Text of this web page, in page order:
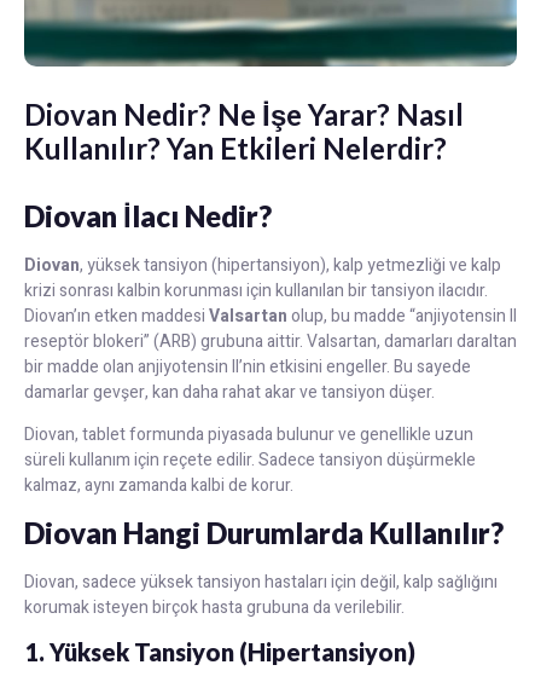
Diovan Nedir? Ne İşe Yarar? Nasıl
Kullanılır? Yan Etkileri Nelerdir?
Diovan İlacı Nedir?
Diovan, yüksek tansiyon (hipertansiyon), kalp yetmezliği ve kalp
krizi sonrası kalbin korunması için kullanılan bir tansiyon ilacıdır.
Diovan’ın etken maddesiValsartanolup, bu madde “anjiyotensin II
reseptör blokeri” (ARB) grubuna aittir. Valsartan, damarları daraltan
bir madde olan anjiyotensin II’nin etkisini engeller. Bu sayede
damarlar gevşer, kan daha rahat akar ve tansiyon düşer.
Diovan, tablet formunda piyasada bulunur ve genellikle uzun
süreli kullanım için reçete edilir. Sadece tansiyon düşürmekle
kalmaz, aynı zamanda kalbi de korur.
Diovan Hangi Durumlarda Kullanılır?
Diovan, sadece yüksek tansiyon hastaları için değil, kalp sağlığını
korumak isteyen birçok hasta grubuna da verilebilir.
1. Yüksek Tansiyon (Hipertansiyon)